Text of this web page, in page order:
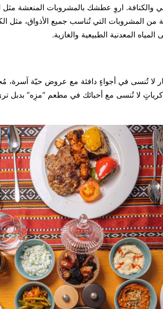
والكنافة. اروِ عطشك بالمشروبات المنعشة مثل
من المشروبات التي تُناسب جميع الأذواق، مثل
المياه المعدنية الطبيعية والغازية.
لا تُنسى في أجواءٍ دافئة مع عروض حيّة
لا تُنسى مع أحبائك في مطعم “مزِه” بدبل